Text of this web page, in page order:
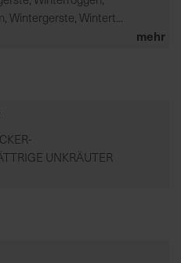
Wintert...
mehr
UNKRÄUTER